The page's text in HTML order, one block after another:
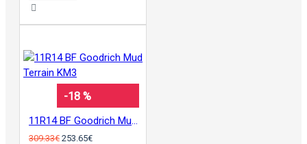
-18 %
309.33€ 253.65€